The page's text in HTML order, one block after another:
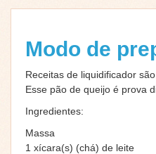
Modo de
Receitas de liquidificador
Esse pão de queijo é prova
Ingredientes:
Massa
1 xícara(s) (chá) de leite